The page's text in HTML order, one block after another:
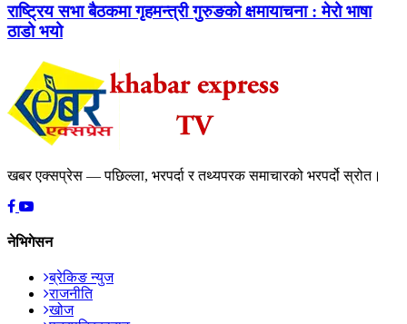
राष्ट्रिय सभा बैठकमा गृहमन्त्री गुरुङको क्षमायाचना : मेरो भाषा
ठाडो भयो
खबर एक्सप्रेस — पछिल्ला, भरपर्दा र तथ्यपरक समाचारको भरपर्दो स्रोत।
नेभिगेसन
ब्रेकिङ न्युज
राजनीति
खोज